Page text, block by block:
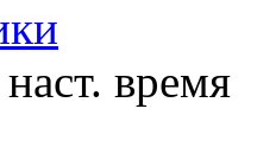
время